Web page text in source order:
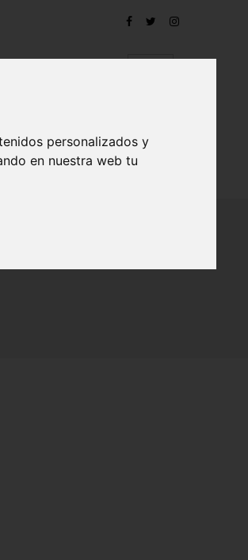
personalizados y
en nuestra web tu
CONTACTO